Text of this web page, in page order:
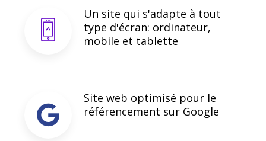
Un site qui s'adapte à tout
type d'écran: ordinateur,
mobile et tablette
Site web optimisé pour le
référencement sur Google